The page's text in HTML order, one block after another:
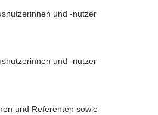
und -nutzer
und -nutzer
und Referenten sowie